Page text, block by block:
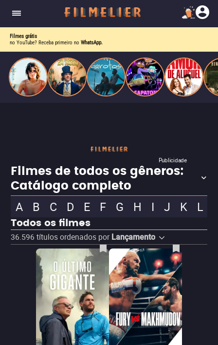
Filmes grátis
no YouTube? Receba primeiro no WhatsApp.
Publicidade
Filmes de todos os gêneros:
Catálogo completo
A B C D E F G H I J K L
Todos os filmes
36.596 títulos ordenados por Lançamento
escrevia e a vida real começa a desaparecer.